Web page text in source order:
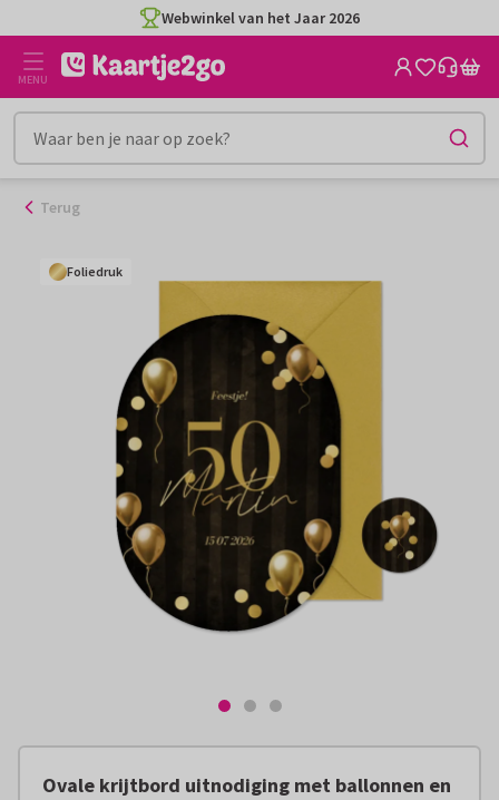
naar
inhoud
Webwinkel van het Jaar 2026
MENU
Terug
Foliedruk
Foliedruk
Foliedruk
Ovale krijtbord uitnodiging met ballonnen en